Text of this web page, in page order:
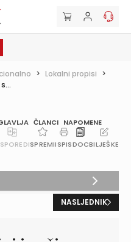
> Lokalni propisi >
ČLANCI NAPOMENE
SPREMIISPISDOCBILJEŠKE
NASLJEDNIK